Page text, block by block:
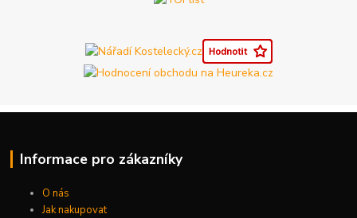
Informace pro zákazníky
O nás
Jak nakupovat